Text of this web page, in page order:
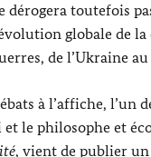
dérogera toutefois
globale de
de l’Ukraine
à l’affiche,
et le philosophe et
, vient de publier